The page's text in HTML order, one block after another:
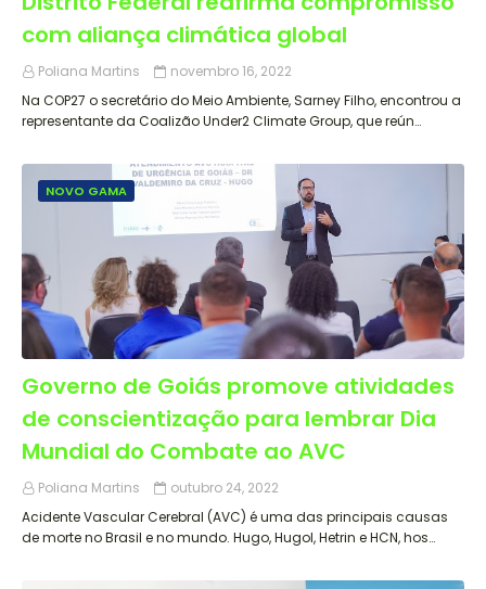
com aliança climática global
Poliana Martins
novembro 16, 2022
Na COP27 o secretário do Meio Ambiente, Sarney Filho, encontrou a
representante da Coalizão Under2 Climate Group, que reún…
NOVO GAMA
Governo de Goiás promove atividades
de conscientização para lembrar Dia
Mundial do Combate ao AVC
Poliana Martins
outubro 24, 2022
Acidente Vascular Cerebral (AVC) é uma das principais causas
de morte no Brasil e no mundo. Hugo, Hugol, Hetrin e HCN, hos…